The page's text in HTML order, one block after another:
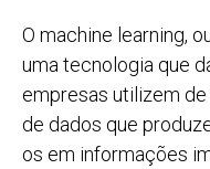
O machine learning,
uma tecnologia que
empresas utilizem
de dados que
os em informações